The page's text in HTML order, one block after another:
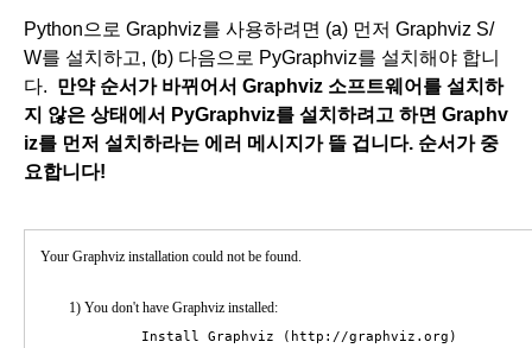
Python으로 Graphviz를 사용하려면 (a) 먼저 Graphviz S/
W를 설치하고, (b) 다음으로 PyGraphviz를 설치해야 합니
다. 만약 순서가 바뀌어서 Graphviz 소프트웨어를 설치하
지 않은 상태에서 PyGraphviz를 설치하려고 하면 Graphv
iz를 먼저 설치하라는 에러 메시지가 뜰 겁니다. 순서가 중
요합니다!
Your Graphviz installation could not be found.
1) You don't have Graphviz installed:
Install Graphviz (http://graphviz.org)